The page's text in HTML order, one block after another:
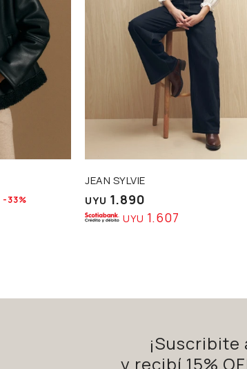
33
JEAN SYLVIE
UYU 1.890
UYU 1.607
y recibí 15%